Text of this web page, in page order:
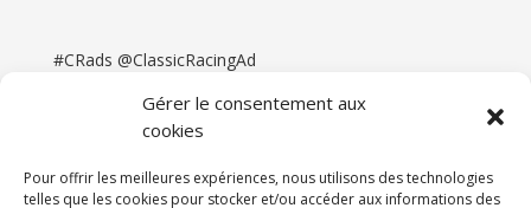
Gérer le consentement aux
cookies
Pour offrir les meilleures expériences, nous utilisons des technologies
telles que les cookies pour stocker et/ou accéder aux informations des
#CRads @ClassicRacingAd